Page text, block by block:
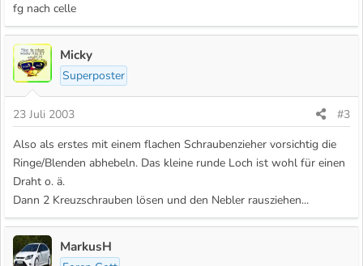
fg nach celle
Micky
Superposter
23 Juli 2003
#3
Also als erstes mit einem flachen Schraubenzieher vorsichtig die
Ringe/Blenden abhebeln. Das kleine runde Loch ist wohl für einen
Draht o. ä.
Dann 2 Kreuzschrauben lösen und den Nebler rausziehen...
MarkusH